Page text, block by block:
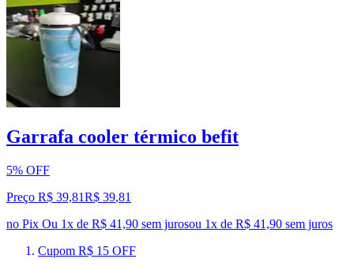
Garrafa cooler térmico befit
5% OFF
Preço R$ 39,81R$ 39,81
no Pix Ou 1x de R$ 41,90 sem jurosou 1x de R$ 41,90 sem juros
Cupom R$ 15 OFF